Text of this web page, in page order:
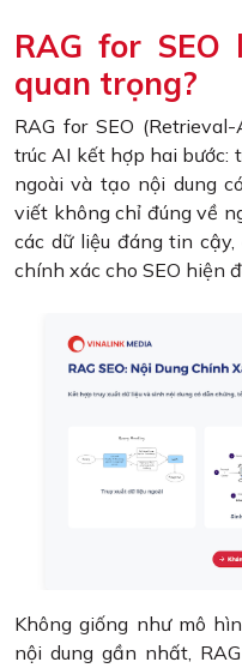
RAG for
quan trọng?
RAG for SEO
trúc AI kết hợp hai bước:
ngoài và tạo nội dung
viết không chỉ đúng về
các dữ liệu đáng tin
chính xác cho SEO hiện
Không giống như mô
nội dung gần nhất,